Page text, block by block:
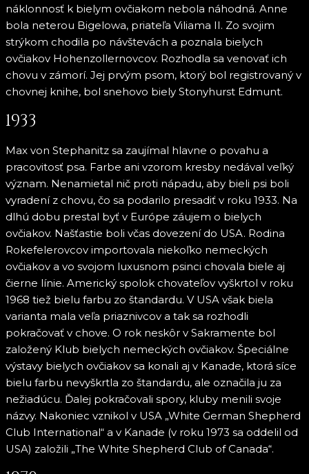
náklonnosť k bielym ovčiakom nebola náhodná. Anne
bola neterou Bigelowa, priateľa Viliama II. Zo svojim
strýkom chodila po návštevách a poznala bielych
ovčiakov Hohenzollernovcov. Rozhodla sa venovať ich
chovu v zámorí. Jej prvým psom, ktorý bol registrovaný v
chovnej knihe, bol snehovo biely Stonyhurst Edmunt.
1933
Max von Stephanitz sa zaujímal hlavne o povahu a
pracovitosť psa. Farbe ani vzorom kresby nedával veľký
význam. Nenamietal nič proti nápadu, aby bieli psi boli
vyradení z chovu, čo sa podarilo presadiť v roku 1933. Na
dlhú dobu prestal byť v Európe záujem o bielych
ovčiakov. Našťastie boli včas dovezení do USA. Rodina
Rokefelerovcov importovala niekoľko nemeckých
ovčiakov a vo svojom luxusnom psinci chovala biele aj
čierne línie. Americký spolok chovateľov vyškrtol v roku
1968 tiež bielu farbu zo štandardu. V USA však biela
varianta mala veľa priaznivcov a tak sa rozhodli
pokračovať v chove. O rok neskôr v Sakramente bol
založený Klub bielych nemeckých ovčiakov. Špeciálne
výstavy bielych ovčiakov sa konali aj v Kanade, ktorá síce
bielu farbu nevyškrtla zo štandardu, ale označila ju za
nežiadúcu. Ďalej pokračovali spory, kluby menili svoje
názvy. Nakoniec vznikol v USA „White German Shepherd
Club International“ a v Kanade (v roku 1973 sa oddelil od
USA) založili „The White Shepherd Club of Canada“.